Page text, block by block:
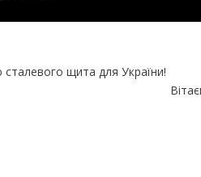
щита для України!